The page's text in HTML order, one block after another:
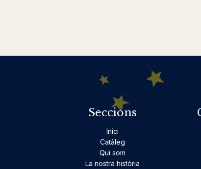
Seccions
Inici
Catàleg
Qui som
La nostra història